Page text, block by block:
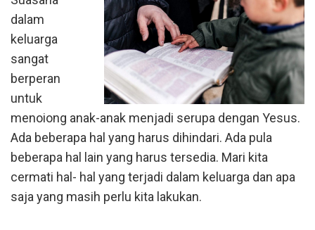
dalam
keluarga
sangat
berperan
untuk
menoiong anak-anak menjadi serupa dengan Yesus.
Ada beberapa hal yang harus dihindari. Ada pula
beberapa hal lain yang harus tersedia. Mari kita
cermati hal- hal yang terjadi dalam keluarga dan apa
saja yang masih perlu kita lakukan.